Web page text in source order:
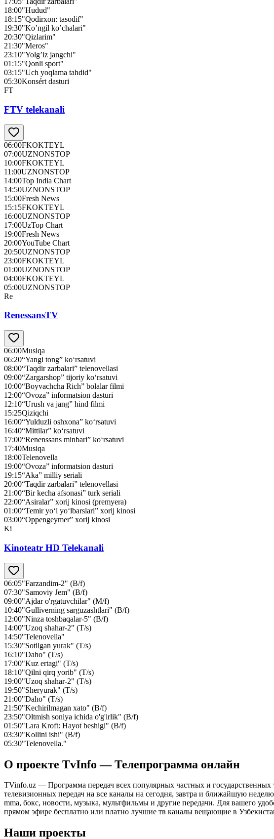
18:00"Hudud"
18:15"Qodirxon: tasodif"
19:30"Ko’ngil ko’chalari"
20:30"Qizlarim"
21:30"Meros"
23:10"Yolg’iz jangchi"
01:15"Qonli sport"
03:15"Uch yoqlama tahdid"
05:30Konsért dasturi
FT
FTV telekanali
06:00FKOKTEYL
07:00UZNONSTOP
10:00FKOKTEYL
11:00UZNONSTOP
14:00Top India Chart
14:50UZNONSTOP
15:00Fresh News
15:15FKOKTEYL
16:00UZNONSTOP
17:00UzTop Chart
19:00Fresh News
20:00YouTube Chart
20:50UZNONSTOP
23:00FKOKTEYL
01:00UZNONSTOP
04:00FKOKTEYL
05:00UZNONSTOP
Re
RenessansTV
06:00Musiqa
06:20“Yangi tong” ko‘rsatuvi
08:00“Taqdir zarbalari” telenovellasi
09:00“Zargarshop” tijoriy ko‘rsatuvi
10:00“Boyvachcha Rich” bolalar filmi
12:00“Ovoza” informatsion dasturi
12:10“Urush va jang” hind filmi
15:25Qiziqchi
16:00“Yulduzli oshxona” ko‘rsatuvi
16:40“Mittilar” ko‘rsatuvi
17:00“Renenssans minbari” ko‘rsatuvi
17:40Musiqa
18:00Telenovella
19:00“Ovoza” informatsion dasturi
19:15“Aka” milliy seriali
20:00“Taqdir zarbalari” telenovellasi
21:00“Bir kecha afsonasi” turk seriali
22:00“Asiralar” xorij kinosi (premyera)
01:00“Temir yo‘l yo‘lbarslari” xorij kinosi
03:00“Oppengeymer” xorij kinosi
Ki
Kinoteatr HD Telekanali
06:05"Farzandim-2" (B/f)
07:30"Samoviy Jem" (B/f)
09:00"Ajdar o'rgatuvchilar" (M/f)
10:40"Gulliverning sarguzashtlari" (B/f)
12:00"Ninza toshbaqalar-5" (B/f)
14:00"Uzoq shahar-2" (T/s)
14:50"Telenovella"
15:30"Sotilgan yurak" (T/s)
16:10"Daho" (T/s)
17:00"Kuz ertagi" (T/s)
18:10"Qilni qirq yorib" (T/s)
19:00"Uzoq shahar-2" (T/s)
19:50"Sheryurak" (T/s)
21:00"Daho" (T/s)
21:50"Kechirilmagan xato" (B/f)
23:50"Oltmish soniya ichida o'g'irlik" (B/f)
01:50"Lara Kroft: Hayot beshigi" (B/f)
03:30"Kollini ishi" (B/f)
05:30"Telenovella."
О проекте TvInfo — Телепрограмма онлайн
TVinfo.uz — Программа передач всех популярных частных и государственных
телевизионных передач на все каналы на сегодня, завтра и ближайшую
mma, бокс, новости, музыка, мультфильмы и другие передачи. Для вашего
прямом эфире бесплатно или платно лучшие тв каналы вещающие в
Наши проекты